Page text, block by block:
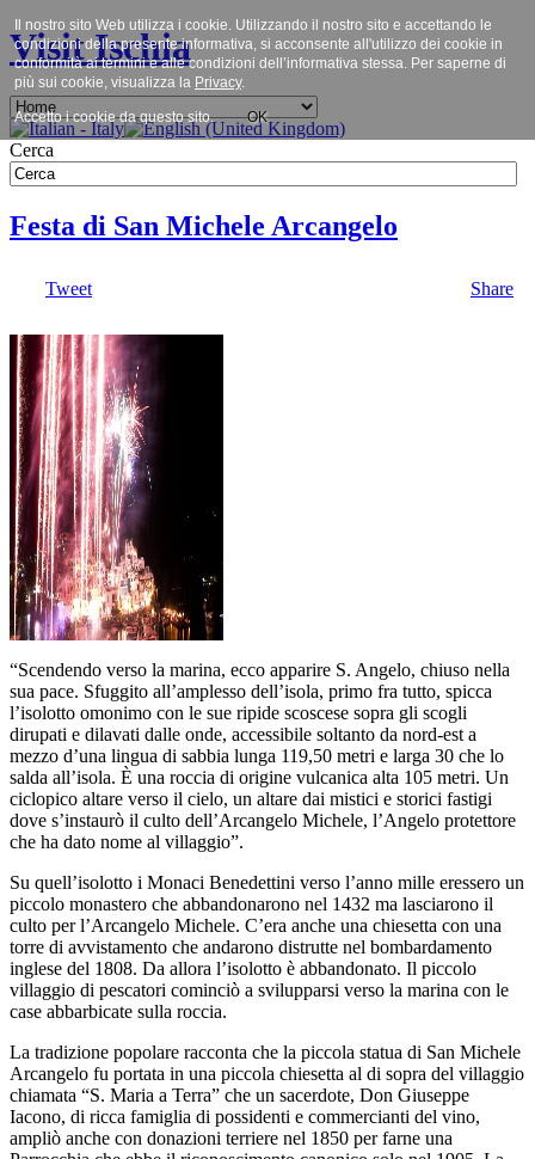
Visit Ischia
Cerca
Festa di San Michele Arcangelo
Tweet Share
“Scendendo verso la marina, ecco apparire S. Angelo, chiuso nella
sua pace. Sfuggito all’amplesso dell’isola, primo fra tutto, spicca
l’isolotto omonimo con le sue ripide scoscese sopra gli scogli
dirupati e dilavati dalle onde, accessibile soltanto da nord-est a
mezzo d’una lingua di sabbia lunga 119,50 metri e larga 30 che lo
salda all’isola. È una roccia di origine vulcanica alta 105 metri. Un
ciclopico altare verso il cielo, un altare dai mistici e storici fastigi
dove s’instaurò il culto dell’Arcangelo Michele, l’Angelo protettore
che ha dato nome al villaggio”.
Su quell’isolotto i Monaci Benedettini verso l’anno mille eressero un
piccolo monastero che abbandonarono nel 1432 ma lasciarono il
culto per l’Arcangelo Michele. C’era anche una chiesetta con una
torre di avvistamento che andarono distrutte nel bombardamento
inglese del 1808. Da allora l’isolotto è abbandonato. Il piccolo
villaggio di pescatori cominciò a svilupparsi verso la marina con le
case abbarbicate sulla roccia.
La tradizione popolare racconta che la piccola statua di San Michele
Arcangelo fu portata in una piccola chiesetta al di sopra del villaggio
chiamata “S. Maria a Terra” che un sacerdote, Don Giuseppe
Iacono, di ricca famiglia di possidenti e commercianti del vino,
ampliò anche con donazioni terriere nel 1850 per farne una
Il nostro sito Web utilizza i cookie. Utilizzando il nostro sito e accettando le
condizioni della presente informativa, si acconsente all'utilizzo dei cookie in
conformità ai termini e alle condizioni dell’informativa stessa. Per saperne di
più sui cookie, visualizza la Privacy.
Accetto i cookie da questo sito. OK